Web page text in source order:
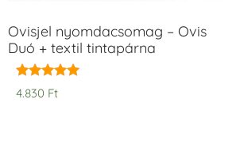
Ovisjel nyomdacsomag – Ovis
Duó + textil tintapárna
Értékelés:
5.00
4.830 Ft